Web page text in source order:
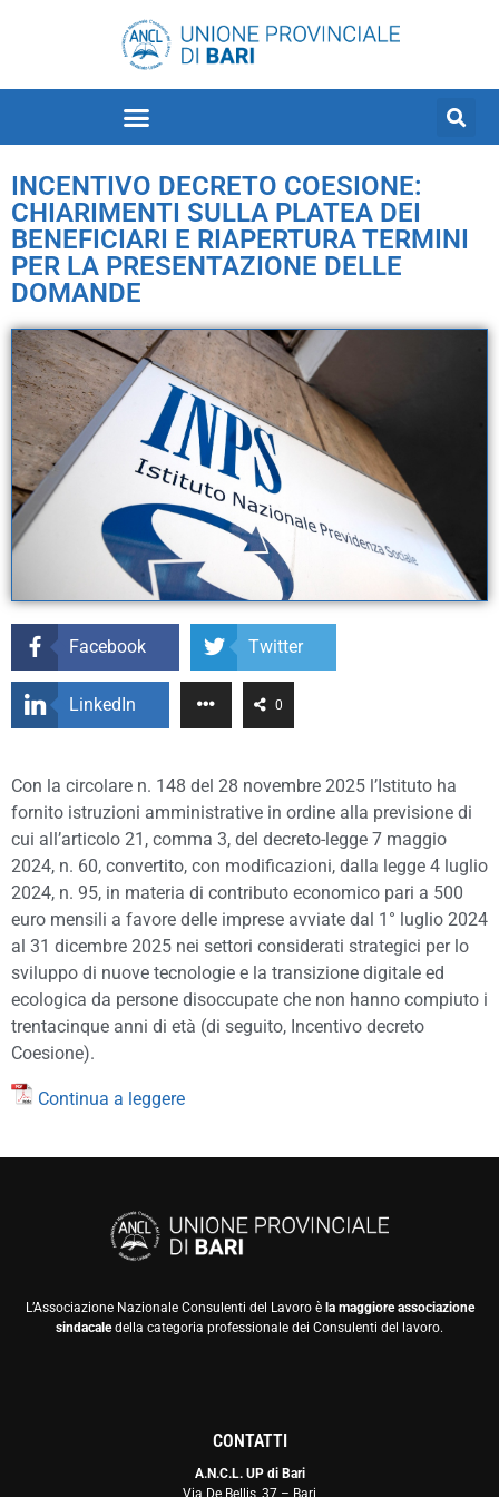
INCENTIVO DECRETO COESIONE:
CHIARIMENTI SULLA PLATEA DEI
BENEFICIARI E RIAPERTURA TERMINI
PER LA PRESENTAZIONE DELLE
DOMANDE
Facebook Twitter
LinkedIn 0
Con la circolare n. 148 del 28 novembre 2025 l’Istituto ha
fornito istruzioni amministrative in ordine alla previsione di
cui all’articolo 21, comma 3, del decreto-legge 7 maggio
2024, n. 60, convertito, con modificazioni, dalla legge 4 luglio
2024, n. 95, in materia di contributo economico pari a 500
euro mensili a favore delle imprese avviate dal 1° luglio 2024
al 31 dicembre 2025 nei settori considerati strategici per lo
sviluppo di nuove tecnologie e la transizione digitale ed
ecologica da persone disoccupate che non hanno compiuto i
trentacinque anni di età (di seguito, Incentivo decreto
Coesione).
Continua a leggere
L’Associazione Nazionale Consulenti del Lavoro èla maggiore associazione
sindacaledella categoria professionale dei Consulenti del lavoro.
CONTATTI
A.N.C.L. UP di Bari
Via De Bellis, 37 – Bari